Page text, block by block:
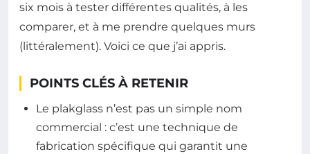
six mois à tester différentes qualités, à les
comparer, et à me prendre quelques murs
(littéralement). Voici ce que j’ai appris.
POINTS CLÉS À RETENIR
Le plakglass n’est pas un simple nom
commercial : c’est une technique de
fabrication spécifique qui garantit une